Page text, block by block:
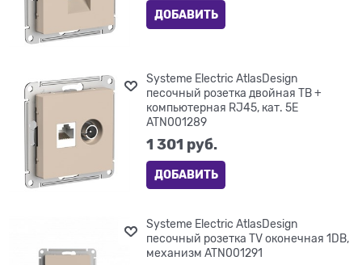
ДОБАВИТЬ
Systeme Electric AtlasDesign
песочный розетка двойная ТВ +
компьютерная RJ45, кат. 5Е
ATN001289
1 301 руб.
ДОБАВИТЬ
Systeme Electric AtlasDesign
песочный розетка TV оконечная 1DB,
механизм ATN001291